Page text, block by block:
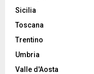
Sicilia
Toscana
Trentino
Umbria
Valle d'Aosta